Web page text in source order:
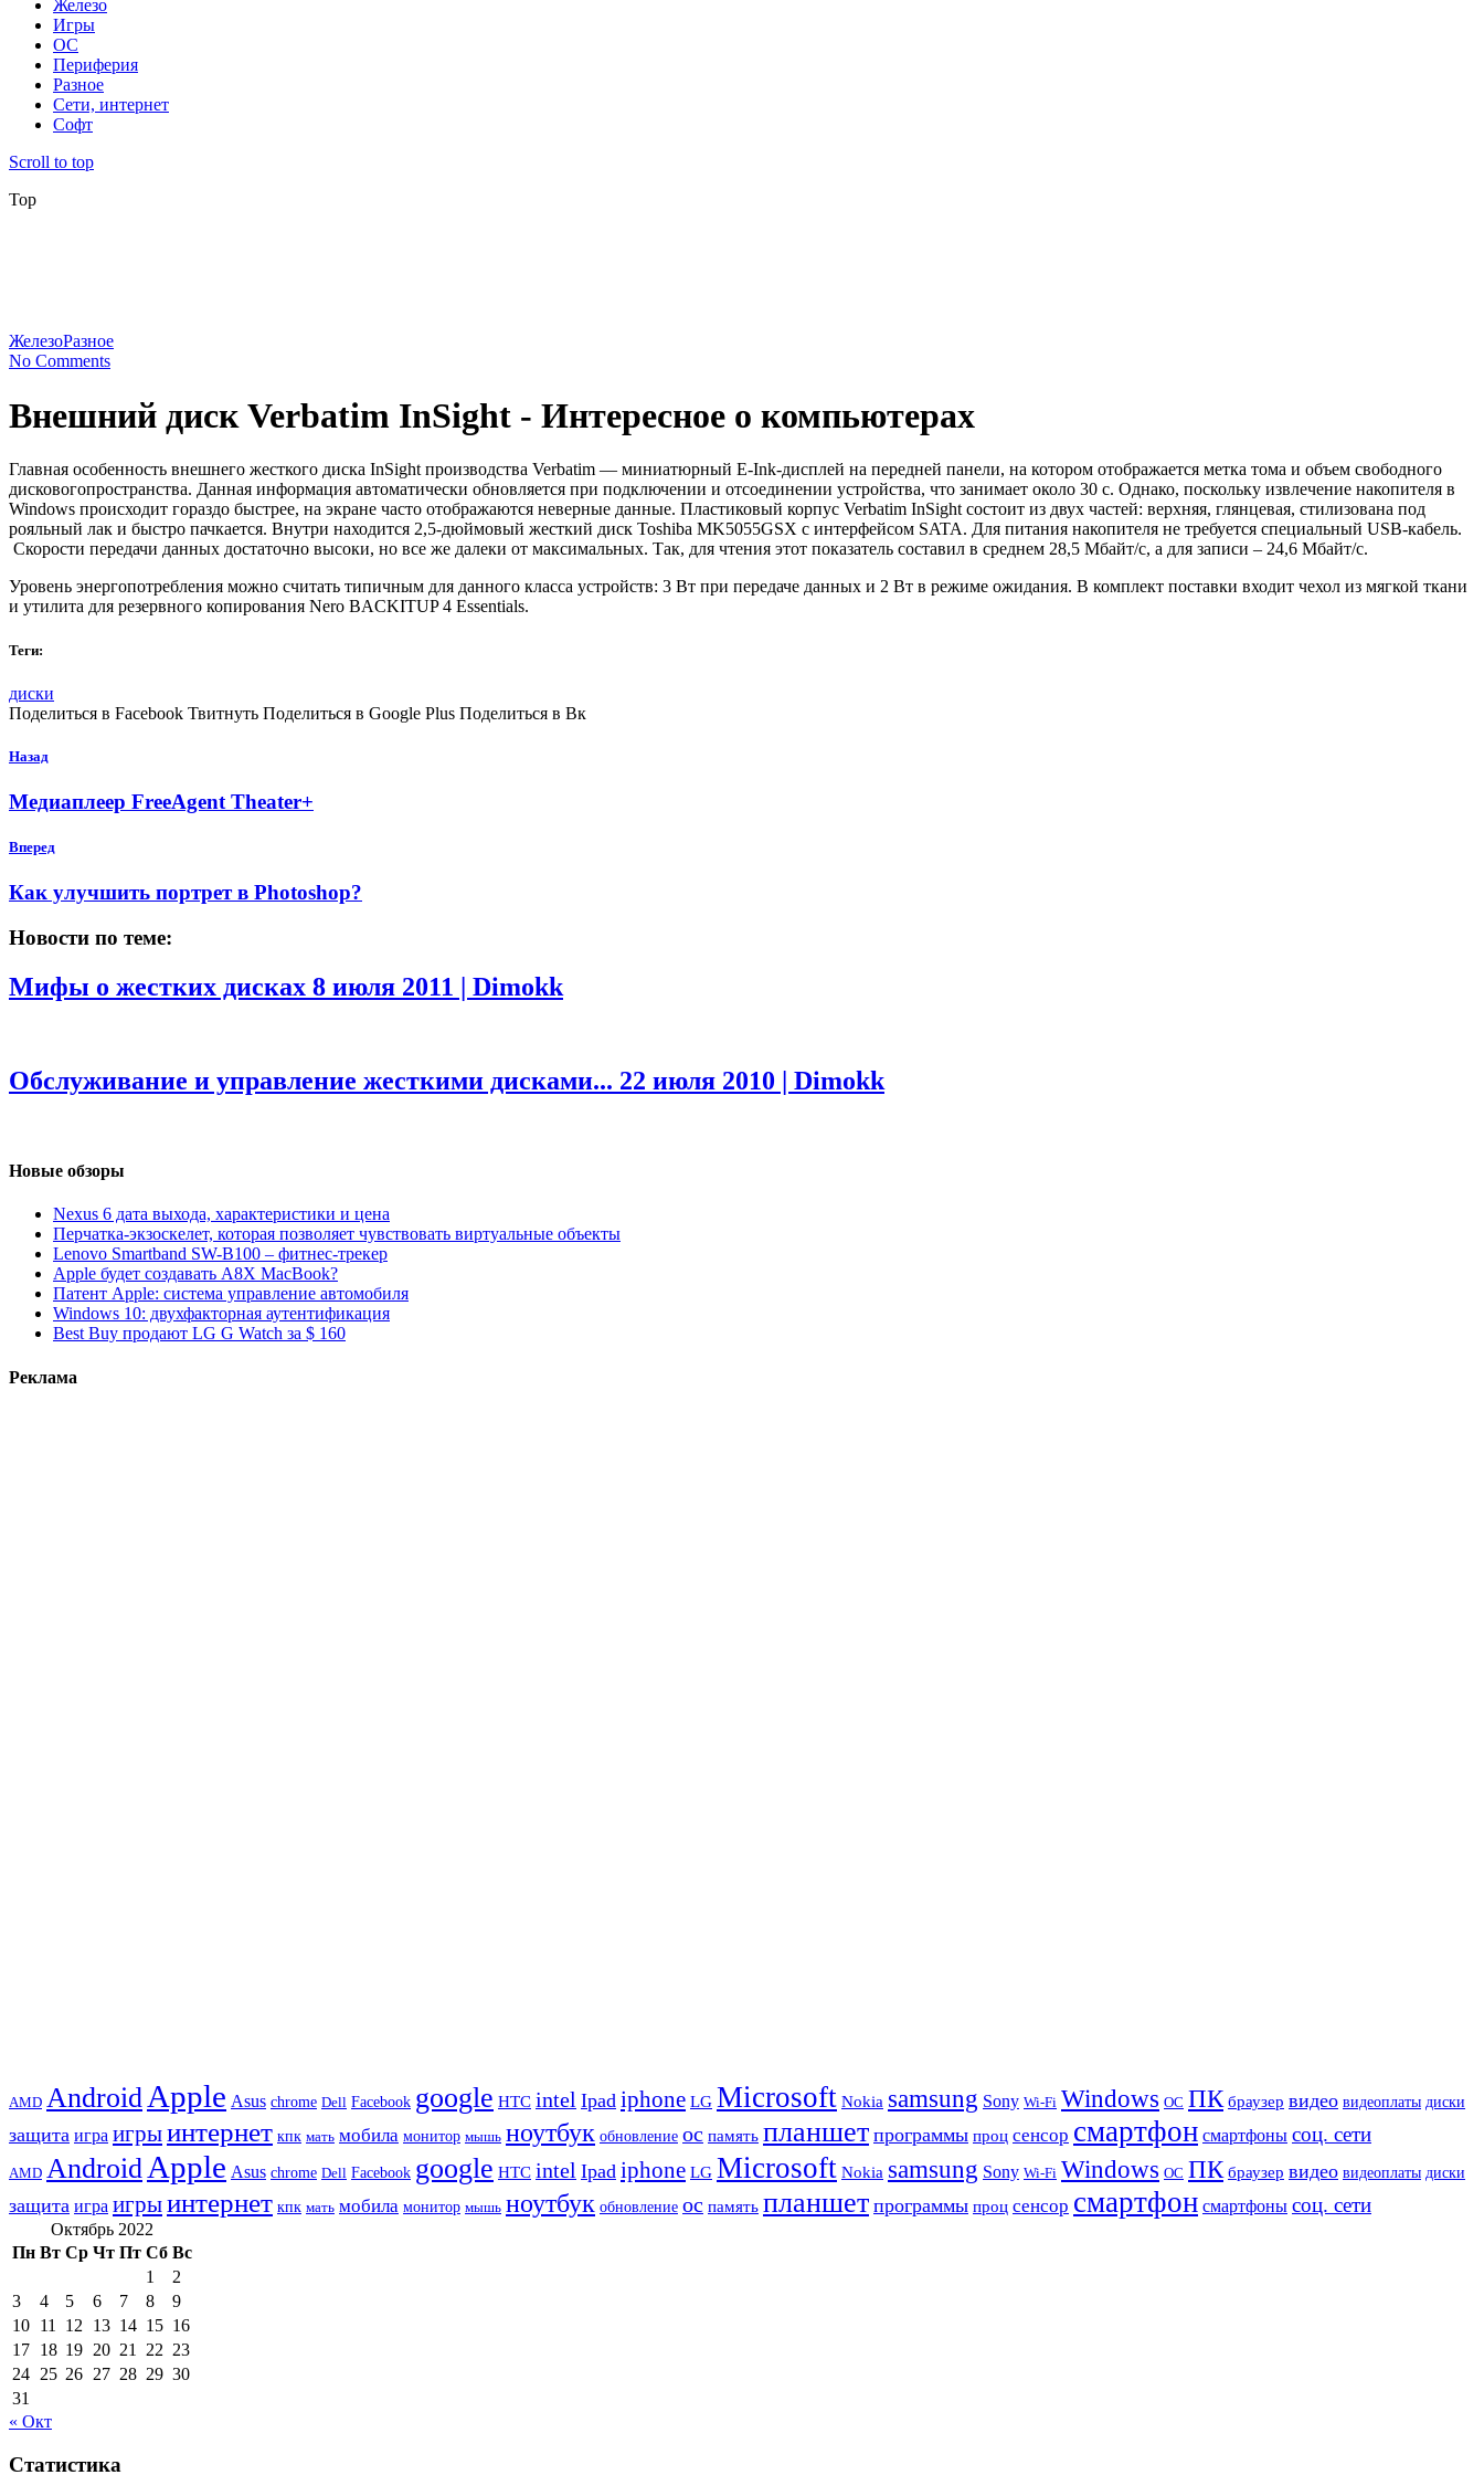
Железо
Игры
ОС
Периферия
Разное
Сети, интернет
Софт
Scroll to top
Top
ЖелезоРазное
No Comments
Внешний диск Verbatim InSight - Интересное о компьютерах
Главная особенность внешнего жесткого диска InSight производства Verbatim — миниатюрный E-Ink-дисплей на передней панели, на котором отображается метка тома и объем свободного
дисковогопространства. Данная информация автоматически обновляется при подключении и отсоединении устройства, что занимает около 30 с. Однако, поскольку извлечение накопителя в
Windows происходит гораздо быстрее, на экране часто отображаются неверные данные. Пластиковый корпус Verbatim InSight состоит из двух частей: верхняя, глянцевая, стилизована под
рояльный лак и быстро пачкается. Внутри находится 2,5-дюймовый жесткий диск Toshiba MK5055GSX с интерфейсом SATA. Для питания накопителя не требуется специальный USB-кабель.
Скорости передачи данных достаточно высоки, но все же далеки от максимальных. Так, для чтения этот показатель составил в среднем 28,5 Мбайт/с, а для записи – 24,6 Мбайт/с.
Уровень энергопотребления можно считать типичным для данного класса устройств: 3 Вт при передаче данных и 2 Вт в режиме ожидания. В комплект поставки входит чехол из мягкой ткани
и утилита для резервного копирования Nero BACKITUP 4 Essentials.
Теги:
диски
Поделиться в Facebook Твитнуть Поделиться в Google Plus Поделиться в Вк
Назад
Медиаплеер FreeAgent Theater+
Вперед
Как улучшить портрет в Photoshop?
Новости по теме:
Мифы о жестких дисках 8 июля 2011 | Dimokk
Обслуживание и управление жесткими дисками... 22 июля 2010 | Dimokk
Новые обзоры
Nexus 6 дата выхода, характеристики и цена
Перчатка-экзоскелет, которая позволяет чувствовать виртуальные объекты
Lenovo Smartband SW-B100 – фитнес-трекер
Apple будет создавать A8X MacBook?
Патент Apple: система управление автомобиля
Windows 10: двухфакторная аутентификация
Best Buy продают LG G Watch за $ 160
Реклама
AMD Android Apple Asus chrome Dell Facebook google HTC intel Ipad iphone LG Microsoft Nokia samsung Sony Wi-Fi Windows ОС ПК браузер видео видеоплаты диски
защита игра игрыинтернет кпк мать мобила монитор мышь ноутбук обновление ос память планшет программы проц сенсор смартфон смартфоны соц. сети
AMD Android Apple Asus chrome Dell Facebook google HTC intel Ipad iphone LG Microsoft Nokia samsung Sony Wi-Fi Windows ОС ПК браузер видео видеоплаты диски
защита игра игрыинтернет кпк мать мобила монитор мышь ноутбук обновление ос память планшет программы проц сенсор смартфон смартфоны соц. сети
Октябрь 2022
Пн Вт Ср Чт Пт Сб Вс
1
2
3
4 5 6 7 8
9
10 11 12 13 14 15 16
17 18 19 20 21 22 23
24 25 26 27 28 29 30
31
« Окт
Статистика